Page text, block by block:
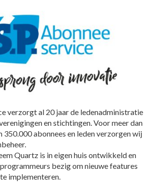
verzorgt al 20 jaar de ledenadministratie
en stichtingen. Voor meer dan
abonnees en leden verzorgen wij
Quartz is in eigen huis ontwikkeld en
bezig om nieuwe features
implementeren.